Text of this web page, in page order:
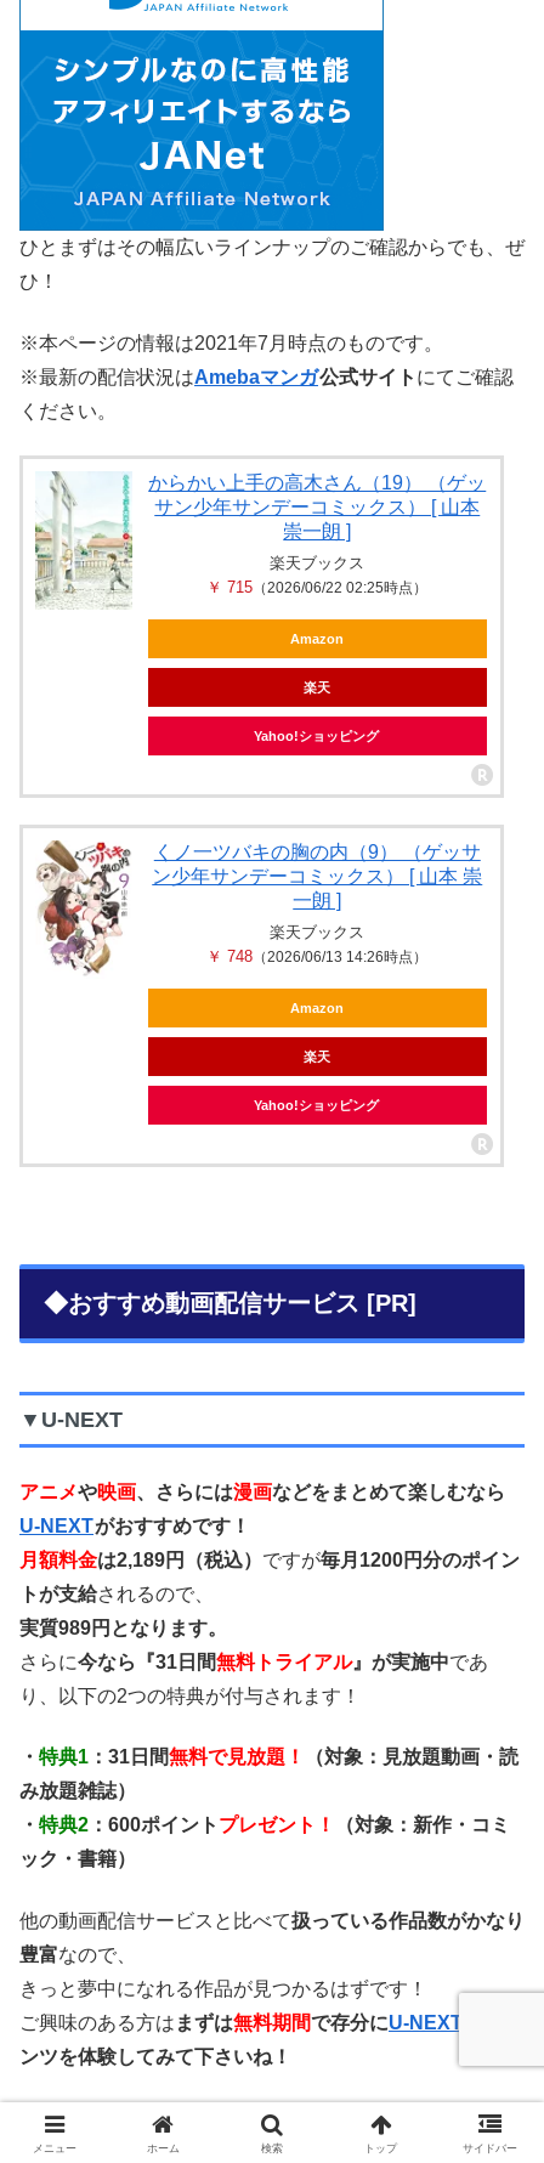
ひとまずはその幅広いラインナップのご確認からでも、ぜ
ひ！
※本ページの情報は2021年7月時点のものです。
※最新の配信状況はAmebaマンガ公式サイト にてご確認
ください。
からかい上手の高木さん（19） （ゲッ
サン少年サンデーコミックス） [ 山本
崇一朗 ]
楽天ブックス
￥ 715 （2026/06/22 02:25時点）
Amazon
楽天
Yahoo!ショッピング
くノ一ツバキの胸の内（9） （ゲッサ
ン少年サンデーコミックス） [ 山本 崇
一朗 ]
楽天ブックス
￥ 748 （2026/06/13 14:26時点）
Amazon
楽天
Yahoo!ショッピング
◆おすすめ動画配信サービス [PR]
▼U-NEXT
アニメや映画、さらには漫画などをまとめて楽しむなら
U-NEXTがおすすめです！
月額料金は2,189円（税込） ですが毎月1200円分のポイン
トが支給されるので、
実質989円となります。
さらに今なら『31日間無料トライアル』が実施中であ
り、以下の2つの特典が付与されます！
・ 特典1 ：31日間無料で見放題！
（対象：見放題動画・読
み放題雑誌）
・ 特典2 ：600ポイント プレゼント！
（対象：新作・コミ
ック・書籍）
他の動画配信サービスと比べて扱っている作品数がかなり
豊富なので、
きっと夢中になれる作品が見つかるはずです！
ご興味のある方は まずは無料期間で存分にU-NEXT
ンツを体験してみて下さいね！
※本ページの情報は2020年9月時点のものです。
※最新の配信状況は
U-NEXT公式サイト にてご確認くださ
メニュー ホーム 検索 トップ サイドバー